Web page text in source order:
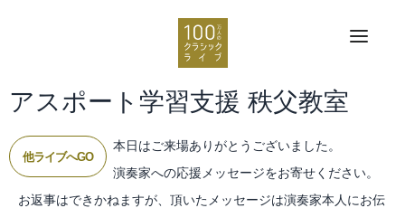
アスポート学習支援 秩父教室
他ライブへGO
本日はご来場ありがとうございました。
演奏家への応援メッセージをお寄せください。
お返事はできかねますが、頂いたメッセージは演奏家本人にお伝